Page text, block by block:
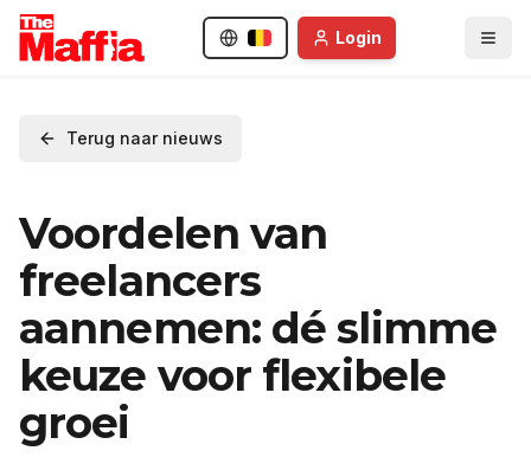
Login
Terug naar nieuws
Voordelen van
freelancers
aannemen: dé slimme
keuze voor flexibele
groei